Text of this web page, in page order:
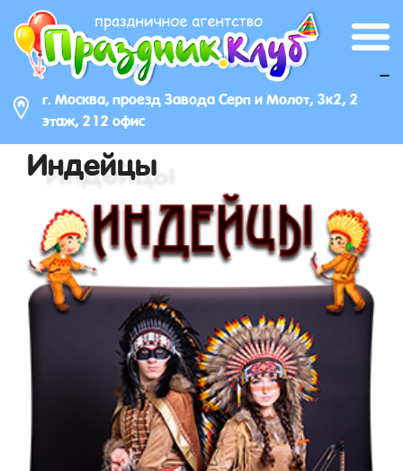
г. Москва, проезд Завода Серп и Молот, 3к2, 2
этаж, 212 офис
_
Индейцы